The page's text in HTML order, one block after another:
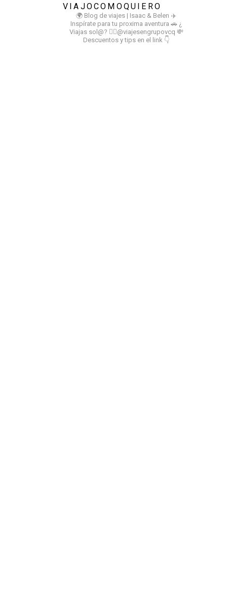
VIAJOCOMOQUIERO
🌍 Blog de viajes | Isaac & Belen ✈️
Inspírate para tu proxima aventura 🚗 ¿
Viajas sol@? 👉🏻@viajesengrupovcq 💸
Descuentos y tips en el link 👇